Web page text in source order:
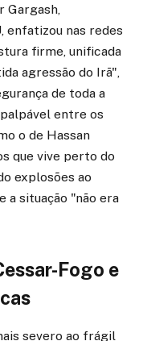
Gargash,
enfatizou nas redes
firme, unificada
agressão do Irã",
de toda a
entre os
o de Hassan
que vive perto do
explosões ao
a situação "não era
Fogo e
severo ao frágil